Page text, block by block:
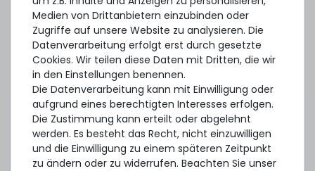
1x USB Type-A 2.0 extern
2x SFF-8654-8i NVMe
Ports intern
Abmessungen:
19" Rack x 2HE x 720mm
Tiefe
Medien von Drittanbietern einzubinden oder
Zugriffe auf unsere Website zu analysieren. Die
Datenverarbeitung erfolgt erst durch gesetzte
Cookies. Wir teilen diese Daten mit Dritten, die wir
in den Einstellungen benennen.
Die Datenverarbeitung kann mit Einwilligung oder
aufgrund eines berechtigten Interesses erfolgen.
Die Zustimmung kann erteilt oder abgelehnt
werden. Es besteht das Recht, nicht einzuwilligen
und die Einwilligung zu einem späteren Zeitpunkt
zu ändern oder zu widerrufen. Beachten Sie unser